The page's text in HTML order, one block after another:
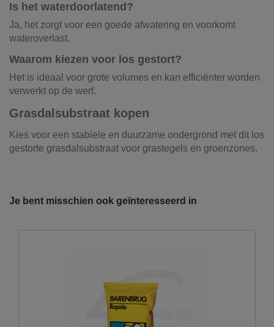
Is het waterdoorlatend?
Ja, het zorgt voor een goede afwatering en voorkomt
wateroverlast.
Waarom kiezen voor los gestort?
Het is ideaal voor grote volumes en kan efficiënter worden
verwerkt op de werf.
Grasdalsubstraat kopen
Kies voor een stabiele en duurzame ondergrond met dit los
gestorte grasdalsubstraat voor grastegels en groenzones.
Productnaam Grasdalsubstraat
grond, grind, schors, ...
laadvolumes en -vermogens. De laadvolumes kunnen
variëren van 10m³ tot 30m³.
U wenst graag een losse levering?
Je bent misschien ook geïnteresseerd in